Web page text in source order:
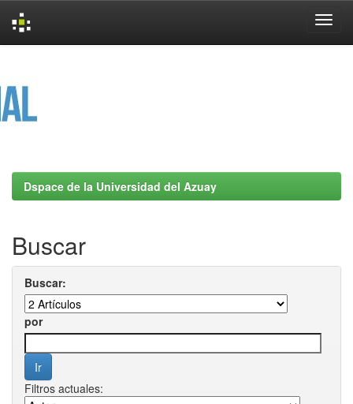
Dspace de la Universidad del Azuay
Buscar
Buscar:
por
Filtros actuales: